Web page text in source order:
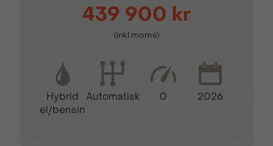
Keyless lås- &
startsystem
Kollisionsvarnare LED bakljus
Läderklädd
439 900 kr
(inkl.moms)
Hybrid
el/bensin
Automatisk 0 2026